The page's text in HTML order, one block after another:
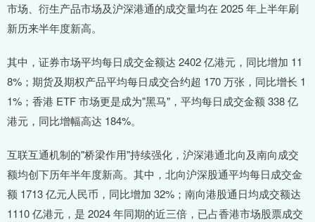
市场、衍生产品市场及沪深港通的成交量均在 2025 年上半年刷
新历来半年度新高。
其中，证券市场平均每日成交金额达 2402 亿港元，同比增加 11
8%；期货及期权产品平均每日成交合约超 170 万张，同比增长 1
1%；香港 ETF 市场更是成为"黑马"，平均每日成交金额 338 亿
港元，同比增幅高达 184%。
互联互通机制的"桥梁作用"持续强化，沪深港通北向及南向成交
额均创下历年半年度新高。其中，北向沪深股通平均每日成交金
额 1713 亿元人民币，同比增加 32%；南向港股通日均成交额达
1110 亿港元，是 2024 年同期的近三倍，已占香港市场股票成交